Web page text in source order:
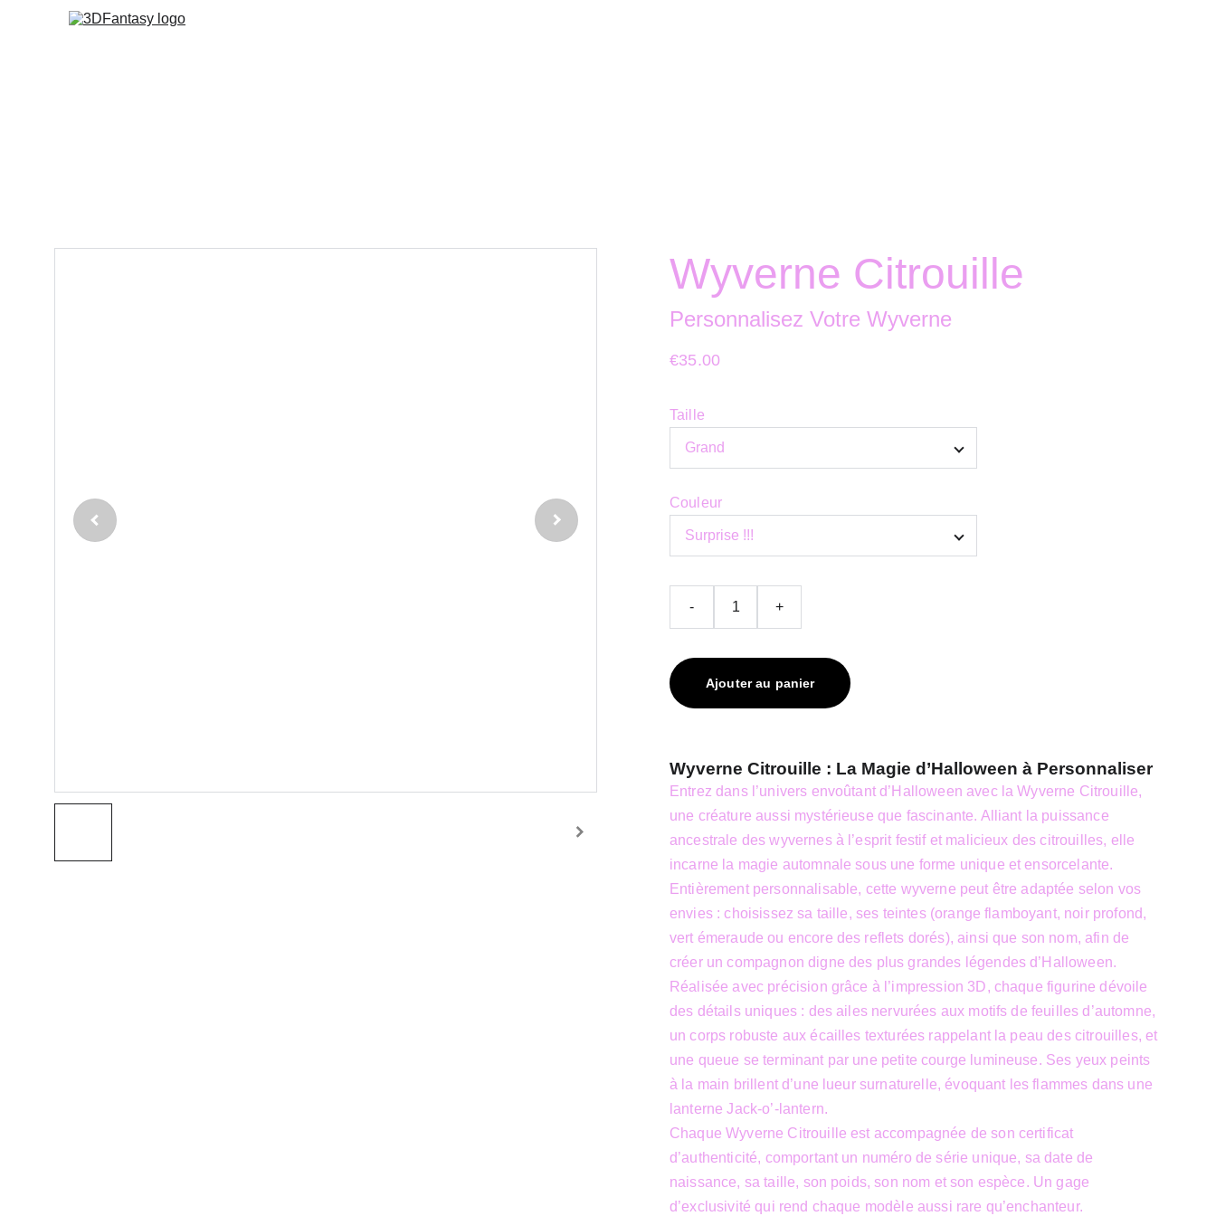
Wyverne Citrouille
Personnalisez Votre Wyverne
€35.00
Taille
Couleur
- +
Ajouter au panier
Wyverne Citrouille : La Magie d’Halloween à Personnaliser
Entrez dans l’univers envoûtant d’Halloween avec la Wyverne Citrouille,
une créature aussi mystérieuse que fascinante. Alliant la puissance
ancestrale des wyvernes à l’esprit festif et malicieux des citrouilles, elle
incarne la magie automnale sous une forme unique et ensorcelante.
Entièrement personnalisable, cette wyverne peut être adaptée selon vos
envies : choisissez sa taille, ses teintes (orange flamboyant, noir profond,
vert émeraude ou encore des reflets dorés), ainsi que son nom, afin de
créer un compagnon digne des plus grandes légendes d’Halloween.
Réalisée avec précision grâce à l’impression 3D, chaque figurine dévoile
des détails uniques : des ailes nervurées aux motifs de feuilles d’automne,
un corps robuste aux écailles texturées rappelant la peau des citrouilles, et
une queue se terminant par une petite courge lumineuse. Ses yeux peints
à la main brillent d’une lueur surnaturelle, évoquant les flammes dans une
lanterne Jack-o’-lantern.
Chaque Wyverne Citrouille est accompagnée de son certificat
d’authenticité, comportant un numéro de série unique, sa date de
naissance, sa taille, son poids, son nom et son espèce. Un gage
d’exclusivité qui rend chaque modèle aussi rare qu’enchanteur.